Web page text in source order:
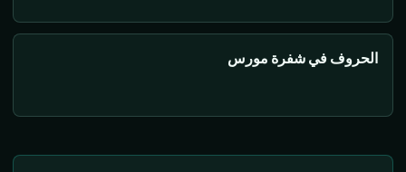
الحروف في شفرة مورس